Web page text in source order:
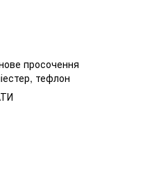
просочення
тефлон